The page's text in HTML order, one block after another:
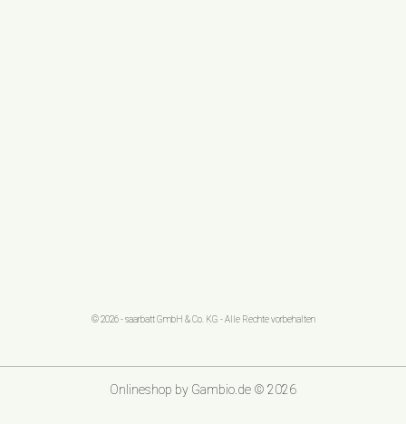
© 2026 - saarbatt GmbH & Co. KG - Alle Rechte vorbehalten
Onlineshop by Gambio.de © 2026